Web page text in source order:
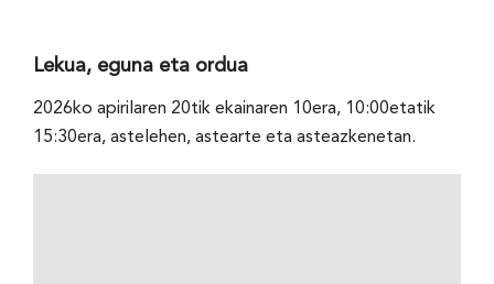
Lekua, eguna eta ordua
2026ko apirilaren 20tik ekainaren 10era, 10:00etatik
15:30era, astelehen, astearte eta asteazkenetan.